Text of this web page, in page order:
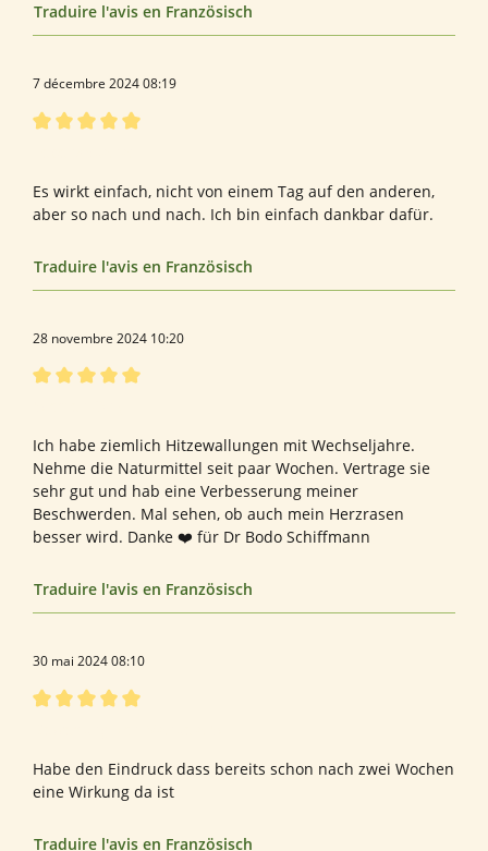
Traduire l'avis en Französisch
7 décembre 2024 08:19
Es wirkt einfach, nicht von einem Tag auf den anderen,
aber so nach und nach. Ich bin einfach dankbar dafür.
Traduire l'avis en Französisch
28 novembre 2024 10:20
Ich habe ziemlich Hitzewallungen mit Wechseljahre.
Nehme die Naturmittel seit paar Wochen. Vertrage sie
sehr gut und hab eine Verbesserung meiner
Beschwerden. Mal sehen, ob auch mein Herzrasen
besser wird. Danke ❤️ für Dr Bodo Schiffmann
Traduire l'avis en Französisch
30 mai 2024 08:10
Habe den Eindruck dass bereits schon nach zwei Wochen
eine Wirkung da ist
Traduire l'avis en Französisch